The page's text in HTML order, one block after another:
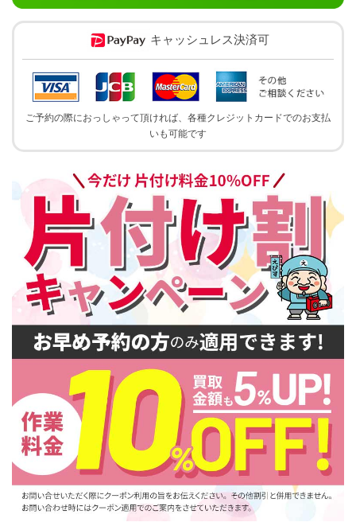
キャッシュレス決済可
ご予約の際におっしゃって頂ければ、各種クレジットカードでのお支払
いも可能です